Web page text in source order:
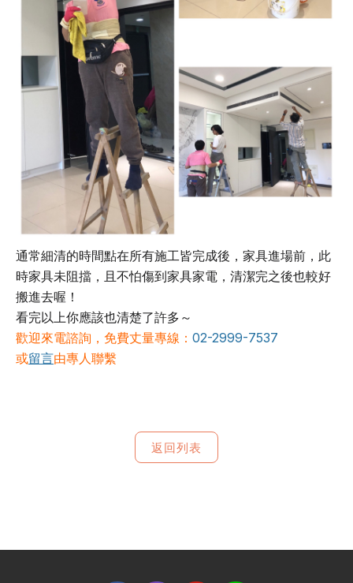
通常細清的時間點在所有施工皆完成後，家具進場前，此
時家具未阻擋，且不怕傷到家具家電，清潔完之後也較好
搬進去喔！
看完以上你應該也清楚了許多～
歡迎來電諮詢，免費丈量專線： 02-2999-7537
或留言由專人聯繫
返回列表